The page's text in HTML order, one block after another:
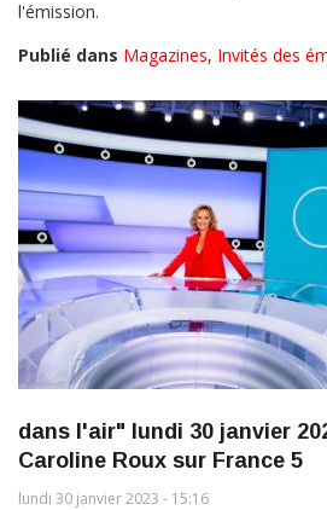
l'émission.
Publié dans Magazines, Invités des
dans l'air" lundi 30 janvier
Caroline Roux sur France 5
lundi 30 janvier 2023 - 15:16